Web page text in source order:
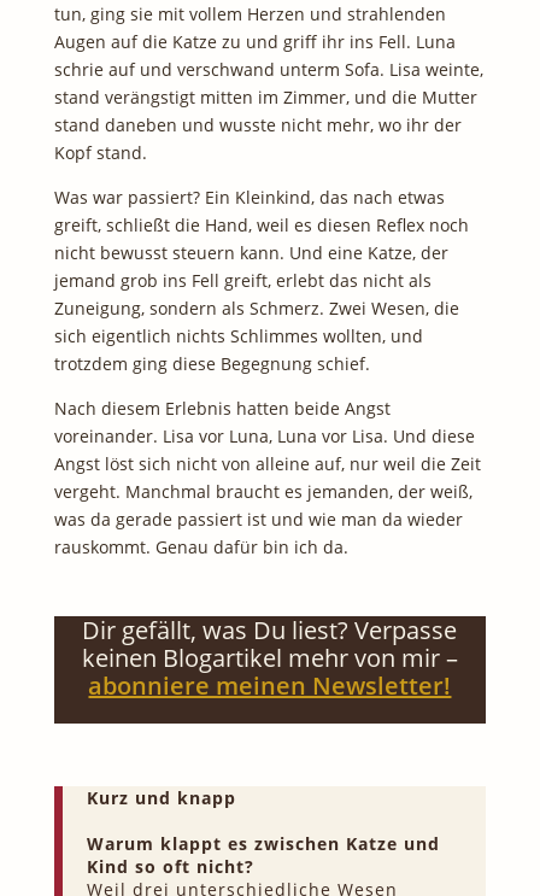
tun, ging sie mit vollem Herzen und strahlenden
Augen auf die Katze zu und griff ihr ins Fell. Luna
schrie auf und verschwand unterm Sofa. Lisa weinte,
stand verängstigt mitten im Zimmer, und die Mutter
stand daneben und wusste nicht mehr, wo ihr der
Kopf stand.
Was war passiert? Ein Kleinkind, das nach etwas
greift, schließt die Hand, weil es diesen Reflex noch
nicht bewusst steuern kann. Und eine Katze, der
jemand grob ins Fell greift, erlebt das nicht als
Zuneigung, sondern als Schmerz. Zwei Wesen, die
sich eigentlich nichts Schlimmes wollten, und
trotzdem ging diese Begegnung schief.
Nach diesem Erlebnis hatten beide Angst
voreinander. Lisa vor Luna, Luna vor Lisa. Und diese
Angst löst sich nicht von alleine auf, nur weil die Zeit
vergeht. Manchmal braucht es jemanden, der weiß,
was da gerade passiert ist und wie man da wieder
rauskommt. Genau dafür bin ich da.
Dir gefällt, was Du liest? Verpasse
keinen Blogartikel mehr von mir –
abonniere meinen Newsletter!
Kurz und knapp
Warum klappt es zwischen Katze und
Kind so oft nicht?
Weil drei unterschiedliche Wesen